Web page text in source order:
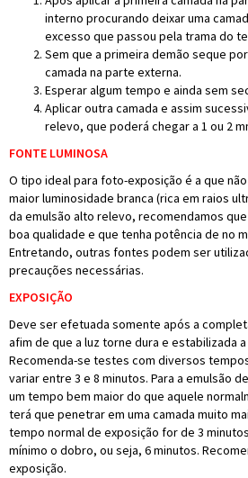
interno procurando deixar uma
excesso que passou pela trama do
Sem que a primeira demão seque
camada na parte externa.
Esperar algum tempo e ainda sem
Aplicar outra camada e assim
relevo, que poderá chegar a 1 ou 2
FONTE LUMINOSA
O tipo ideal para foto-exposição é a que
maior luminosidade branca (rica em raios
da emulsão alto relevo, recomendamos
boa qualidade e que tenha potência de no
Entretando, outras fontes podem ser
precauções necessárias.
EXPOSIÇÃO
Deve ser efetuada somente após a
afim de que a luz torne dura e estabilizada
Recomenda-se testes com diversos
variar entre 3 e 8 minutos. Para a emulsão
um tempo bem maior do que aquele
terá que penetrar em uma camada muito
tempo normal de exposição for de 3
mínimo o dobro, ou seja, 6 minutos.
exposição.